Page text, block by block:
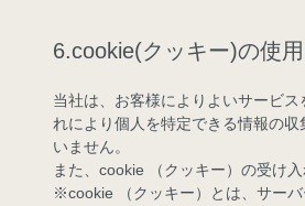
6.cookie(クッキー)の使
当社は、お客様によりよいサービ
れにより個人を特定できる情報の
いません。
また、cookie （クッキー）の受け
※cookie （クッキー）とは、サー